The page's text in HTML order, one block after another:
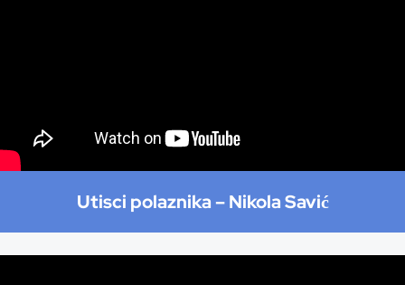
Utisci polaznika –Nikola Savić